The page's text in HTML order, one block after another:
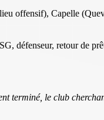
offensif), Capelle
défenseur, retour de
terminé, le club